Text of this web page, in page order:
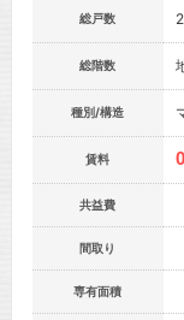
総戸数
総階数
種別/構造
賃料 0
共益費
間取り
専有面積